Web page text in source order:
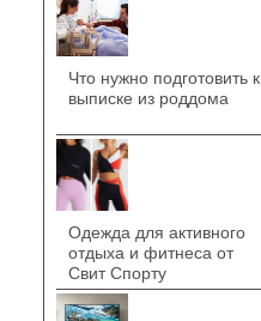
Что нужно подготовить к
выписке из роддома
Одежда для активного
отдыха и фитнеса от
Свит Спорту